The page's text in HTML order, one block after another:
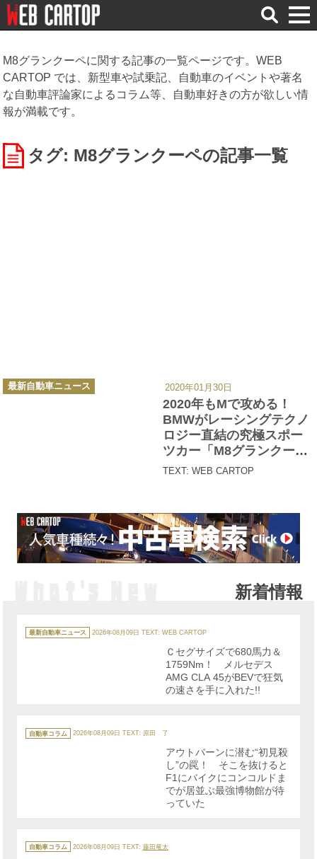
検
索
M8グランクーペに関する記事の一覧ページです。WEB
CARTOP では、新型車や試乗記、自動車のイベントや著名
な自動車評論家によるコラム等、自動車好きの方が欲しい情
報が満載です。
タグ: M8グランクーペの記事一覧
2020年もMで攻める！
BMWがレーシングテクノ
ロジー直結の究極スポー
ツカー「M8グランクー
ペ」を発売
TEXT: WEB CARTOP
カ
テ
最新自動車ニュース 2020年01月30日
新着情報
カ
テ
ゴ
最新自動車ニュース 2026年08月09日 TEXT: WEB CARTOP
Ｃセグサイズで680馬力＆
1759Nm！ メルセデス
AMG CLA 45がBEVで狂気
の速さを手に入れた!!
テ
ゴ
自動車コラム 2026年08月09日 TEXT: 原田 了
アウトバーンに潜む“初見殺
し”の罠！ そこを抜けると
F1にバイクにコンコルドま
でが居並ぶ最強博物館が待
っていた
テ
ゴ
自動車コラム 2026年08月09日 TEXT: 藤田竜太